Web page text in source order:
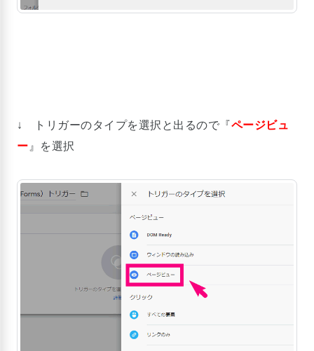
↓ トリガーのタイプを選択と出るので『ページビュ
ー 』を選択